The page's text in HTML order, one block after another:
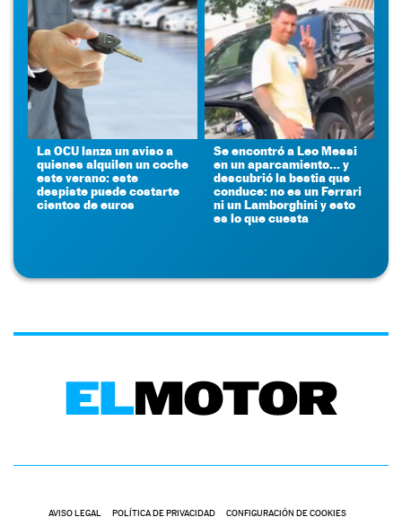
La OCU lanza un aviso a
quienes alquilen un coche
este verano: este
despiste puede costarte
cientos de euros
Se encontró a Leo Messi
en un aparcamiento... y
descubrió la bestia que
conduce: no es un Ferrari
ni un Lamborghini y esto
es lo que cuesta
AVISO LEGAL POLÍTICA DE PRIVACIDAD CONFIGURACIÓN DE COOKIES